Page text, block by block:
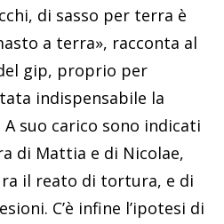
di sasso per terra è
a terra», racconta al
gip, proprio per
indispensabile la
suo carico sono indicati
di Mattia e di Nicolae,
il reato di tortura, e di
C’è infine l’ipotesi di